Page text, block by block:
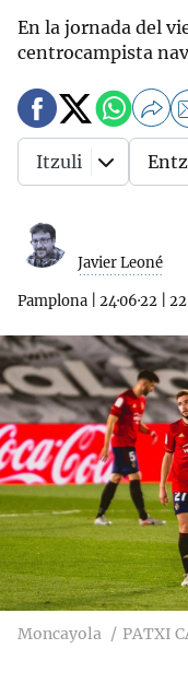
En la jornada del
centrocampista
Javier Leoné
Pamplona 24·06·22
Itzuli
Moncayola PATXI